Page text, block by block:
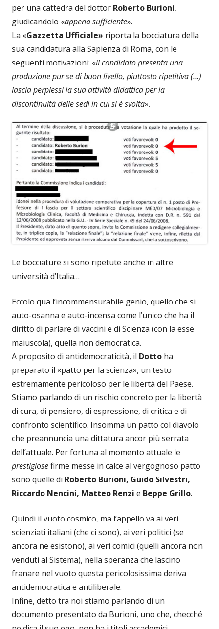
per una cattedra del dottor Roberto Burioni,
giudicandolo «appena sufficiente».
La «Gazzetta Ufficiale» riporta la bocciatura della
sua candidatura alla Sapienza di Roma, con le
seguenti motivazioni: «il candidato presenta una
produzione pur se di buon livello, piuttosto ripetitiva (…)
lascia perplessi la sua attività didattica per la
discontinuità delle sedi in cui si è svolta».
Le bocciature si sono ripetute anche in altre
università d’Italia…
Eccolo qua l’incommensurabile genio, quello che si
auto-osanna e auto-incensa come l’unico che ha il
diritto di parlare di vaccini e di Scienza (con la esse
maiuscola), quella non democratica.
A proposito di antidemocraticità, il Dotto ha
preparato il «patto per la scienza», un testo
estremamente pericoloso per le libertà del Paese.
Stiamo parlando di un rischio concreto per la libertà
di cura, di pensiero, di espressione, di critica e di
confronto scientifico. Insomma un patto col diavolo
che preannuncia una dittatura ancor più serrata
dell’attuale. Per fortuna al momento attuale le
prestigiosefirme messe in calce al vergognoso patto
sono quelle di Roberto Burioni, Guido Silvestri,
Riccardo Nencini, Matteo Renzi e Beppe Grillo.
Quindi il vuoto cosmico, ma l’appello va ai veri
scienziati italiani (che ci sono), ai veri politici (se
ancora ne esistono), ai veri comici (quelli ancora non
venduti al Sistema), nella speranza che lascino
franare nel vuoto questa pericolosissima deriva
antidemocratica e antiliberale.
Infine, detto tra noi stiamo parlando di un
documento presentato da Burioni, uno che, checché